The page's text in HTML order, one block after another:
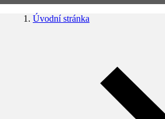
Úvodní stránka